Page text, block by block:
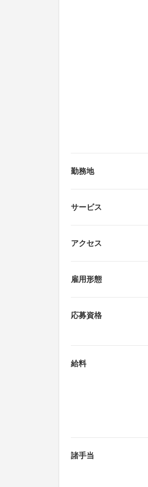
勤務地
サービス
アクセス
雇用形態
応募資格
給料
諸手当